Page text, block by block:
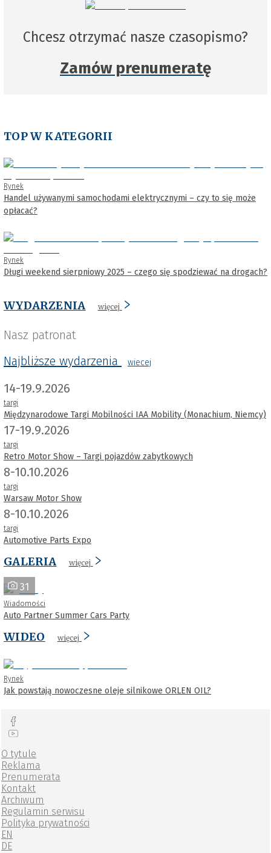
Chcesz otrzymać nasze czasopismo?
Zamów prenumeratę
TOP W KATEGORII
Rynek
Handel używanymi samochodami elektrycznymi – czy to się może
opłacać?
Rynek
Długi weekend sierpniowy 2025 – czego się spodziewać na drogach?
WYDARZENIA więcej
Nasz patronat
Najbliższe wydarzenia
wiecej
14-19.9.2026
targi
Międzynarodowe Targi Mobilności IAA Mobility (Monachium, Niemcy)
17-19.9.2026
targi
Retro Motor Show – Targi pojazdów zabytkowych
8-10.10.2026
targi
Warsaw Motor Show
8-10.10.2026
targi
Automotive Parts Expo
GALERIA więcej
31
Wiadomości
Auto Partner Summer Cars Party
WIDEO więcej
Rynek
Jak powstają nowoczesne oleje silnikowe ORLEN OIL?
O tytule
Reklama
Prenumerata
Kontakt
Archiwum
Regulamin serwisu
Polityka prywatności
EN
DE